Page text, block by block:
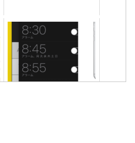
LINEメッセージの送信がで
きない不具合の原因と対処